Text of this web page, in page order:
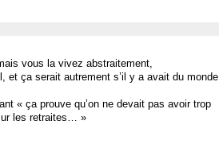
vous la vivez abstraitement,
et ça serait autrement s’il y a avait du monde
« ça prouve qu’on ne devait pas avoir trop
les retraites… »